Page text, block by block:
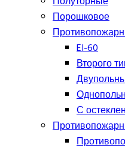
Порошковое
EI-60
Второго
С